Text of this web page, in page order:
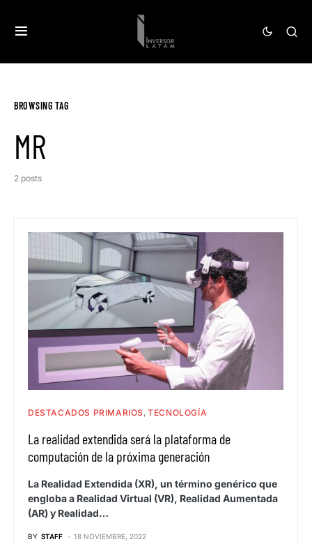
BROWSING TAG
MR
2 posts
DESTACADOS PRIMARIOS TECNOLOGÍA
La realidad extendida será la plataforma de
computación de la próxima generación
La Realidad Extendida (XR), un término genérico que
engloba a Realidad Virtual (VR), Realidad Aumentada
(AR) y Realidad…
BY STAFF 18 NOVIEMBRE, 2022